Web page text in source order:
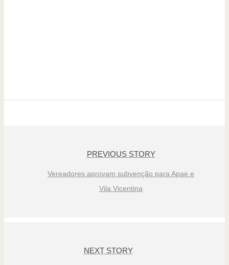
PREVIOUS STORY
Vereadores aprovam subvenção para Apae e
Vila Vicentina
NEXT STORY